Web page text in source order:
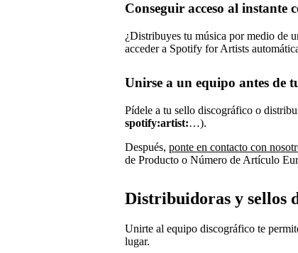
Conseguir acceso al
¿Distribuyes tu música por medio de
acceder a Spotify for Artists
Unirse a un equipo antes de
Pídele a tu sello discográfico o
spotify:artist:…).
Después, ponte en contacto con
de Producto o Número de Artículo
Distribuidoras y sellos
Unirte al equipo discográfico te
lugar.